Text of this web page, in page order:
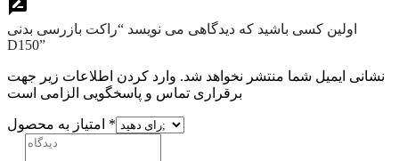
اولین کسی باشید که دیدگاهی می نویسد “راکت بازرسی بدنی
D150”
نشانی ایمیل شما منتشر نخواهد شد. وارد کردن اطلاعات زیر جهت
برقراری تماس و پاسخگویی الزامی است
*